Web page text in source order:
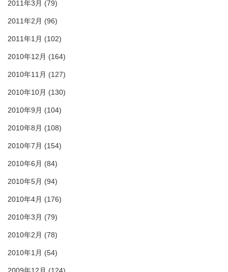
2011年3月 (79)
2011年2月 (96)
2011年1月 (102)
2010年12月 (164)
2010年11月 (127)
2010年10月 (130)
2010年9月 (104)
2010年8月 (108)
2010年7月 (154)
2010年6月 (84)
2010年5月 (94)
2010年4月 (176)
2010年3月 (79)
2010年2月 (78)
2010年1月 (54)